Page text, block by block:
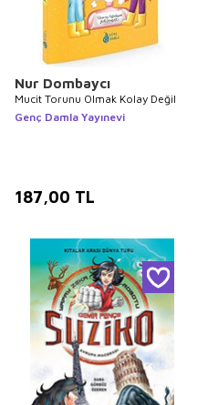
Nur Dombaycı
Mucit Torunu Olmak Kolay Değil
Genç Damla Yayınevi
187,00 TL